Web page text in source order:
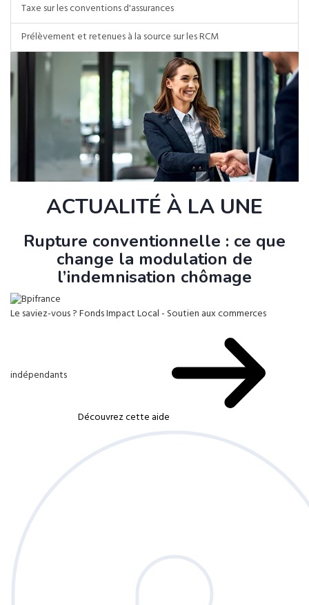
Taxe sur les conventions d'assurances
Prélèvement et retenues à la source sur les RCM
ACTUALITÉ À LA UNE
Rupture conventionnelle : ce que
change la modulation de
l’indemnisation chômage
Le saviez-vous ?Fonds Impact Local - Soutien aux commerces
indépendants
Découvrez cette aide